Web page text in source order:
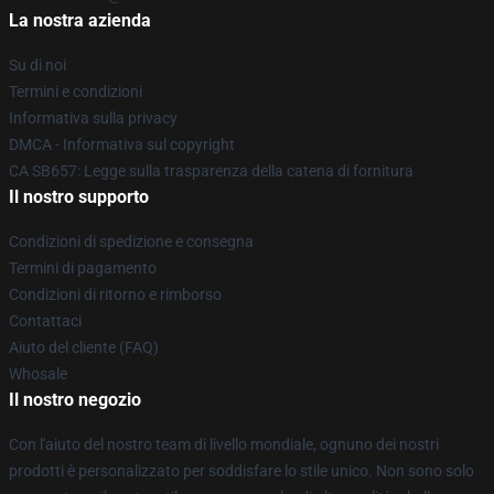
La nostra azienda
Su di noi
Termini e condizioni
Informativa sulla privacy
DMCA - Informativa sul copyright
CA SB657: Legge sulla trasparenza della catena di fornitura
Il nostro supporto
Condizioni di spedizione e consegna
Termini di pagamento
Condizioni di ritorno e rimborso
Contattaci
Aiuto del cliente (FAQ)
Whosale
Il nostro negozio
Con l'aiuto del nostro team di livello mondiale, ognuno dei nostri
prodotti è personalizzato per soddisfare lo stile unico. Non sono solo